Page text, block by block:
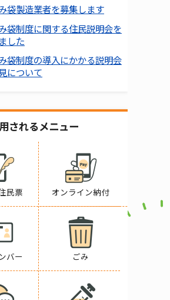
袋製造業者を募集します
袋制度に関する住民説明会を
した
袋制度の導入にかかる説明会
について
されるメニュー
民票 オンライン納付
バー ごみ